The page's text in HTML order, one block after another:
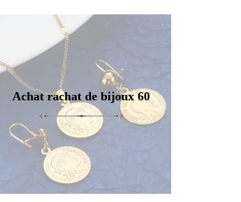
Achat rachat de bijoux 60